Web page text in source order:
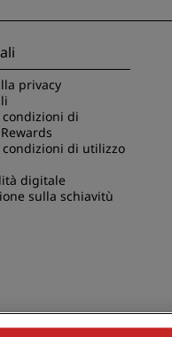
privacy
di
di utilizzo
digitale
sulla schiavitù